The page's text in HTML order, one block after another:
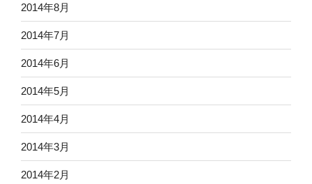
2014年8月
2014年7月
2014年6月
2014年5月
2014年4月
2014年3月
2014年2月